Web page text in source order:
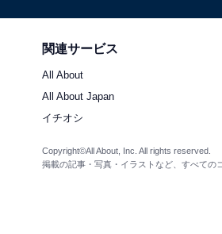
関連サービス
All About
All About Japan
イチオシ
Copyright©All About, Inc. All rights reserved.
掲載の記事・写真・イラストなど、すべての